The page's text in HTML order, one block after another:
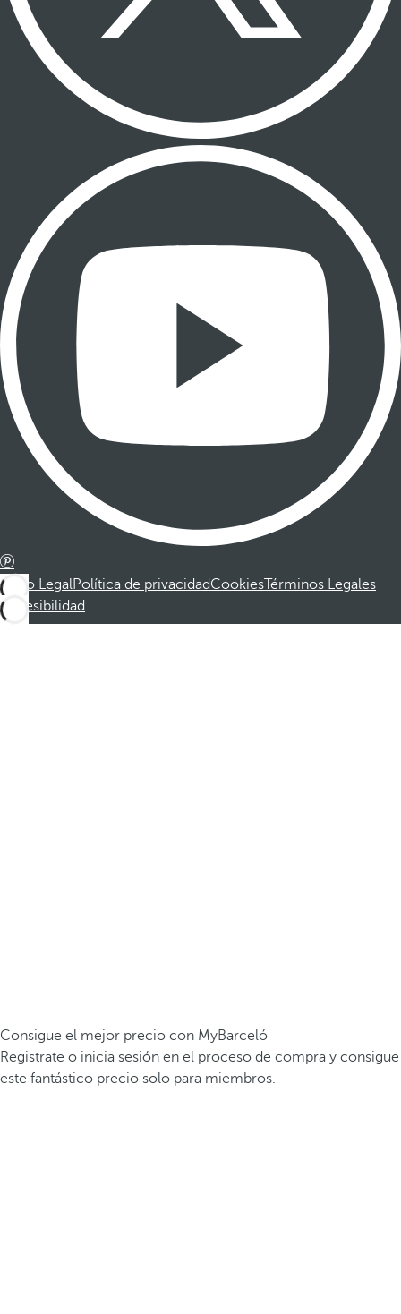
Aviso LegalPolítica de privacidadCookiesTérminos Legales
Accesibilidad
Consigue el mejor precio con MyBarceló
Registrate o inicia sesión en el proceso de compra y consigue
este fantástico precio solo para miembros.